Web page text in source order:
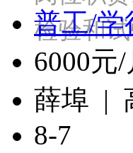
检验和
普工/学
6000元/
薛埠 |
8-7